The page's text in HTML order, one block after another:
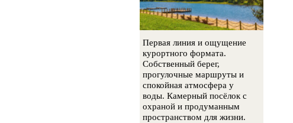
Первая линия и ощущение
курортного формата.
Собственный берег,
прогулочные маршруты и
спокойная атмосфера у
воды. Камерный посёлок с
охраной и продуманным
пространством для жизни.